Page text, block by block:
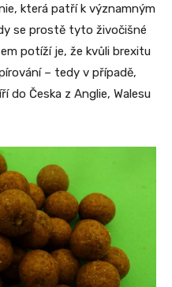
která patří k významným
se prostě tyto živočišné
potíží je, že kvůli brexitu
– tedy v případě,
do Česka z Anglie, Walesu